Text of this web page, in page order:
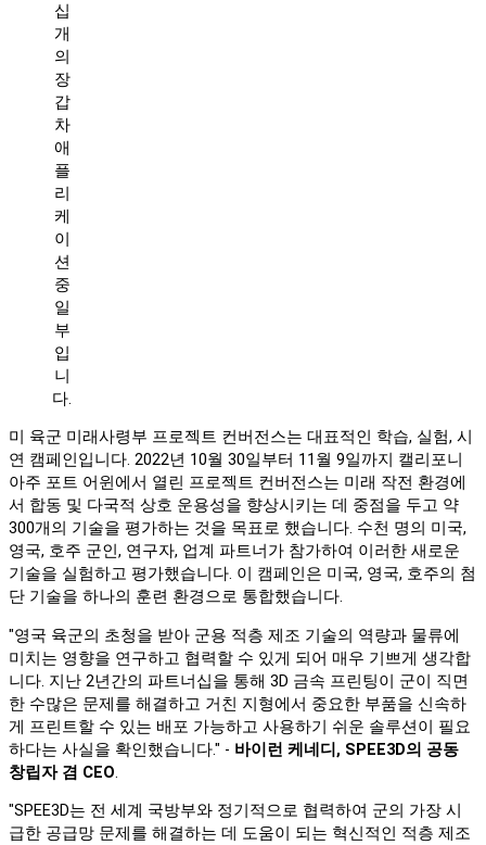
십
개
의
장
갑
차
애
플
리
케
이
션
중
일
부
입
니
다.
미 육군 미래사령부 프로젝트 컨버전스는 대표적인 학습, 실험, 시
연 캠페인입니다. 2022년 10월 30일부터 11월 9일까지 캘리포니
아주 포트 어윈에서 열린 프로젝트 컨버전스는 미래 작전 환경에
서 합동 및 다국적 상호 운용성을 향상시키는 데 중점을 두고 약
300개의 기술을 평가하는 것을 목표로 했습니다. 수천 명의 미국,
영국, 호주 군인, 연구자, 업계 파트너가 참가하여 이러한 새로운
기술을 실험하고 평가했습니다. 이 캠페인은 미국, 영국, 호주의 첨
단 기술을 하나의 훈련 환경으로 통합했습니다.
"영국 육군의 초청을 받아 군용 적층 제조 기술의 역량과 물류에
미치는 영향을 연구하고 협력할 수 있게 되어 매우 기쁘게 생각합
니다. 지난 2년간의 파트너십을 통해 3D 금속 프린팅이 군이 직면
한 수많은 문제를 해결하고 거친 지형에서 중요한 부품을 신속하
게 프린트할 수 있는 배포 가능하고 사용하기 쉬운 솔루션이 필요
하다는 사실을 확인했습니다." - 바이런 케네디, SPEE3D의 공동
창립자 겸 CEO.
"SPEE3D는 전 세계 국방부와 정기적으로 협력하여 군의 가장 시
급한 공급망 문제를 해결하는 데 도움이 되는 혁신적인 적층 제조